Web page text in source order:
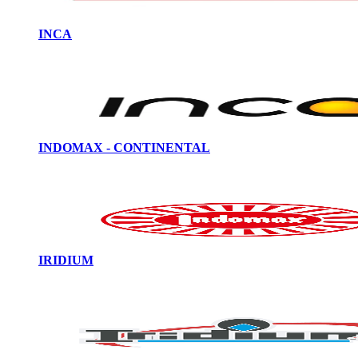
INCA
INDOMAX - CONTINENTAL
IRIDIUM